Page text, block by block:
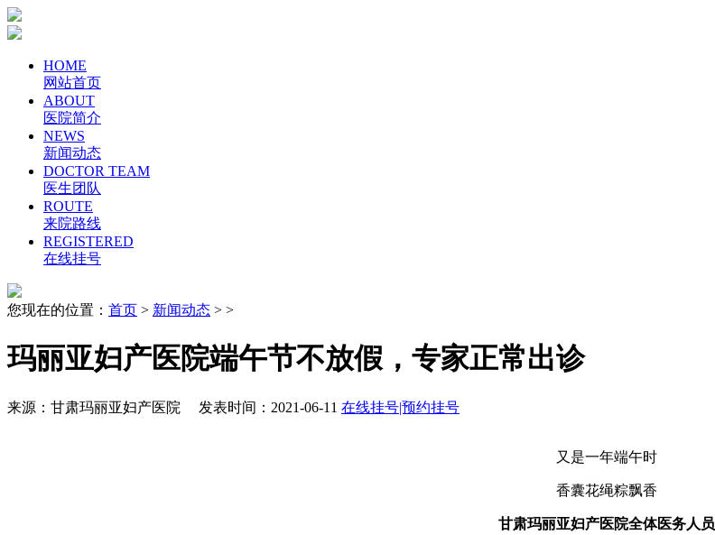
HOME
网站首页
ABOUT
医院简介
NEWS
新闻动态
DOCTOR TEAM
医生团队
ROUTE
来院路线
REGISTERED
在线挂号
您现在的位置： 首页 > 新闻动态 > >
玛丽亚妇产医院端午节不放假，专家正常出诊
来源：甘肃玛丽亚妇产医院 发表时间：2021-06-11 在线挂号|预约挂号
又是一年端午时
香囊花绳粽飘香
甘肃玛丽亚妇产医院全体医务人员